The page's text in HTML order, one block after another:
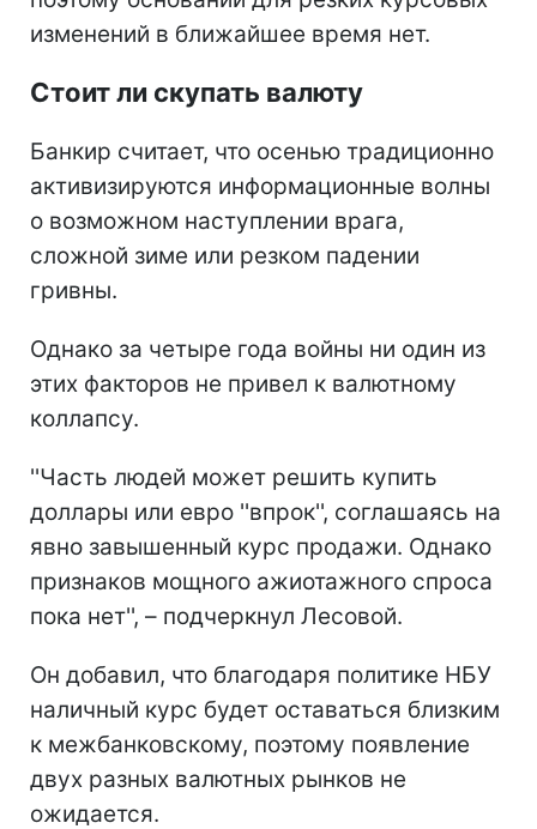
изменений в ближайшее время нет.
Стоит ли скупать валюту
Банкир считает, что осенью традиционно
активизируются информационные волны
о возможном наступлении врага,
сложной зиме или резком падении
гривны.
Однако за четыре года войны ни один из
этих факторов не привел к валютному
коллапсу.
''Часть людей может решить купить
доллары или евро ''впрок'', соглашаясь на
явно завышенный курс продажи. Однако
признаков мощного ажиотажного спроса
пока нет'', – подчеркнул Лесовой.
Он добавил, что благодаря политике НБУ
наличный курс будет оставаться близким
к межбанковскому, поэтому появление
двух разных валютных рынков не
ожидается.